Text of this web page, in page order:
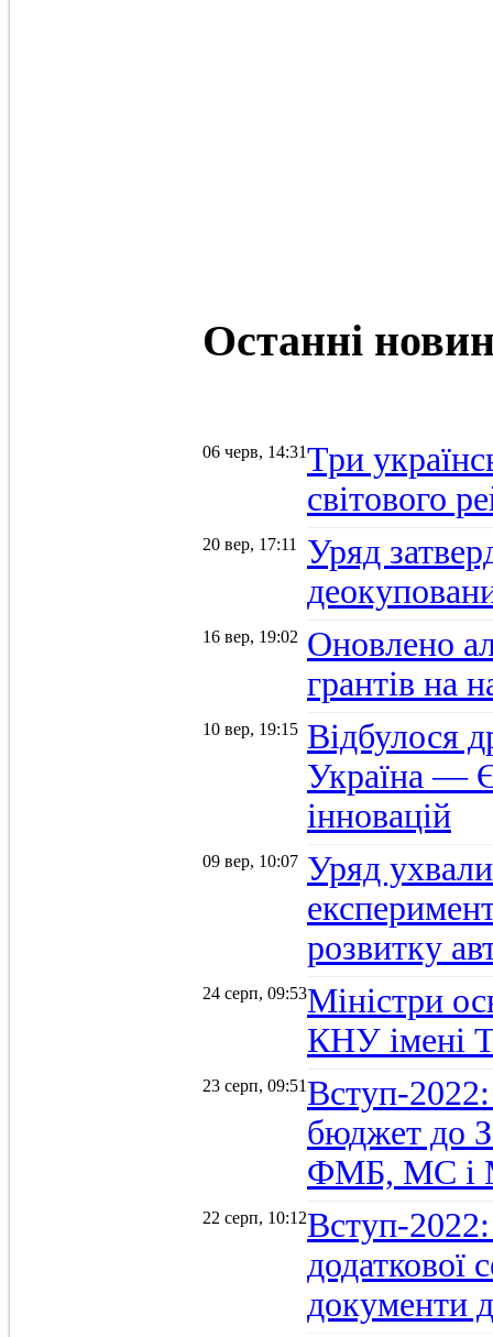
Останні
06 черв, 14:31Три
світового
20 вер, 17:11
Уряд
16 вер, 19:02 Оновлено
грантів на
10 вер, 19:15 Відбулося
Україна —
інновацій
09 вер, 10:07 Уряд
розвитку
24 серп, 09:53Міністри
КНУ імені
23 серп, 09:51 Вступ-
бюджет до
ФМБ, МС і
22 серп, 10:12Вступ-
додаткової
документи